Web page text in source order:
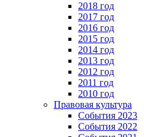
2018 год
2017 год
2016 год
2015 год
2014 год
2013 год
2012 год
2011 год
2010 год
Правовая культура
События 2023
События 2022